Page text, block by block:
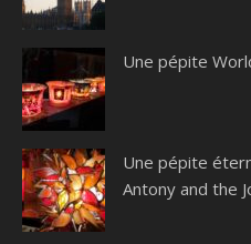
Une pépite
Une pépite
Antony and the